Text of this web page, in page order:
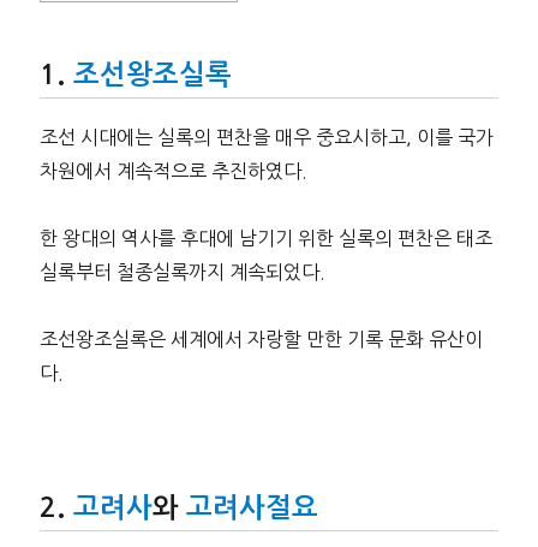
조선왕조실록
조선 시대에는 실록의 편찬을 매우 중요시하고, 이를 국가
차원에서 계속적으로 추진하였다.
한 왕대의 역사를 후대에 남기기 위한 실록의 편찬은 태조
실록부터 철종실록까지 계속되었다.
조선왕조실록은 세계에서 자랑할 만한 기록 문화 유산이
다.
고려사와 고려사절요